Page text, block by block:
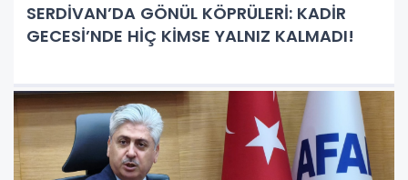
SERDİVAN’DA GÖNÜL KÖPRÜLERİ: KADİR
GECESİ’NDE HİÇ KİMSE YALNIZ KALMADI!